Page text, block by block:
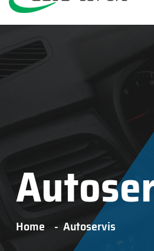
Home Autoservis